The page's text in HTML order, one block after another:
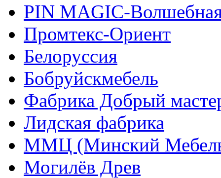
PIN MAGIС-
Промтекс-Ориент
Белоруссия
Бобруйскмебель
Фабрика Добрый
Лидская фабрика
ММЦ (Минский
Могилёв Древ